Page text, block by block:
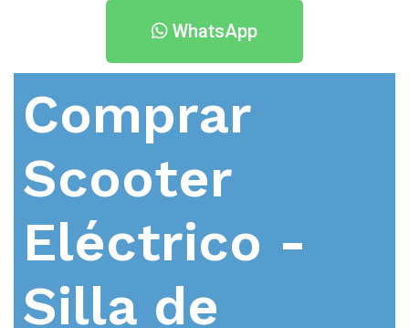
WhatsApp
Comprar
Scooter
Eléctrico -
Silla de